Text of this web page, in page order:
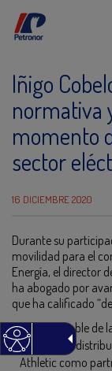
Iñigo
normativa
momento
sector
16 DICIEMBRE 2020
Durante su
movilidad para el
Energía, el director
ha abogado por
que ha calificado
El responsable de
generación
Athletic como